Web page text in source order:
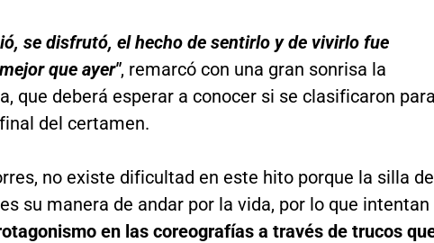
se disfrutó, el hecho de sentirlo y de vivirlo fue
que ayer", remarcó con una gran sonrisa la
que deberá esperar a conocer si se clasificaron
del certamen.
no existe dificultad en este hito porque la silla de
su manera de andar por la vida, por lo que intentan
en las coreografías a través de trucos